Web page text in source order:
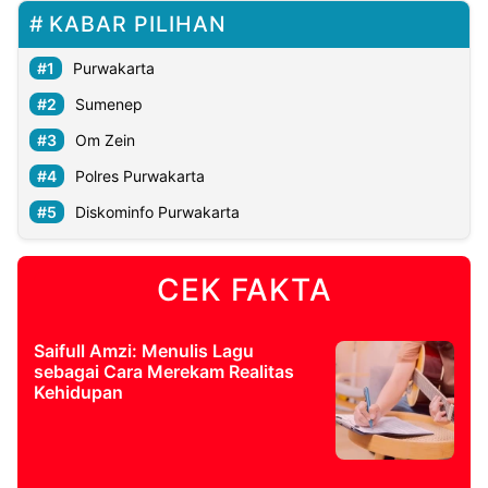
KABAR PILIHAN
Purwakarta
Sumenep
Om Zein
Polres Purwakarta
Diskominfo Purwakarta
CEK FAKTA
Saifull Amzi: Menulis Lagu
sebagai Cara Merekam Realitas
Kehidupan